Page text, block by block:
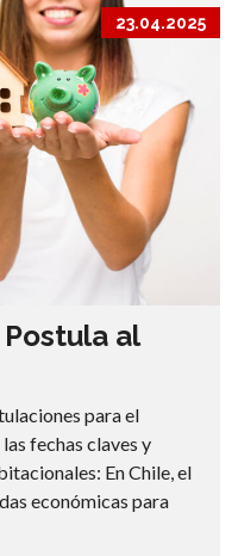
23.04.2025
al
para el
fechas claves y
En Chile, el
económicas para